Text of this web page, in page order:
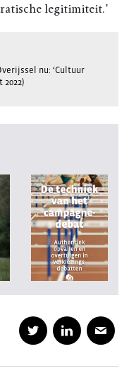
legitimiteit.’
nu: ‘Cultuur
2022)